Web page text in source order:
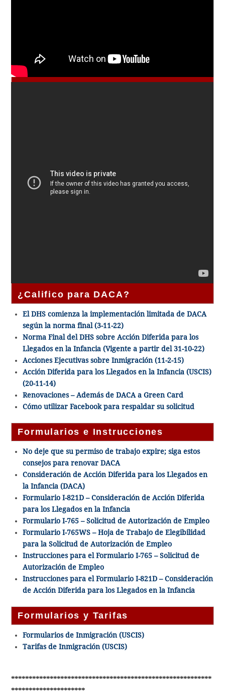
¿Califico para DACA?
El DHS comienza la implementación limitada de DACA
según la norma final (3-11-22)
Norma Final del DHS sobre Acción Diferida para los
Llegados en la Infancia (Vigente a partir del 31-10-22)
Acciones Ejecutivas sobre Inmigración (11-2-15)
Acción Diferida para los Llegados en la Infancia (USCIS)
(20-11-14)
Renovaciones – Además de DACA a Green Card
Cómo utilizar Facebook para respaldar su solicitud
Formularios e Instrucciones
No deje que su permiso de trabajo expire; siga estos
consejos para renovar DACA
Consideración de Acción Diferida para los Llegados en
la Infancia (DACA)
Formulario I-821D – Consideración de Acción Diferida
para los Llegados en la Infancia
Formulario I-765 – Solicitud de Autorización de Empleo
Formulario I-765WS – Hoja de Trabajo de Elegibilidad
para la Solicitud de Autorización de Empleo
Instrucciones para el Formulario I-765 – Solicitud de
Autorización de Empleo
Instrucciones para el Formulario I-821D – Consideración
de Acción Diferida para los Llegados en la Infancia
Formularios y Tarifas
Formularios de Inmigración (USCIS)
Tarifas de Inmigración (USCIS)
*********************************************************
*********************